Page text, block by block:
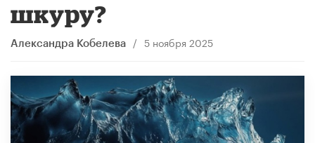
шкуру?
Александра Кобелева / 5 ноября 2025